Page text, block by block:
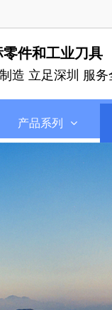
件和工业刀具
造 立足深圳 服务
产品系列